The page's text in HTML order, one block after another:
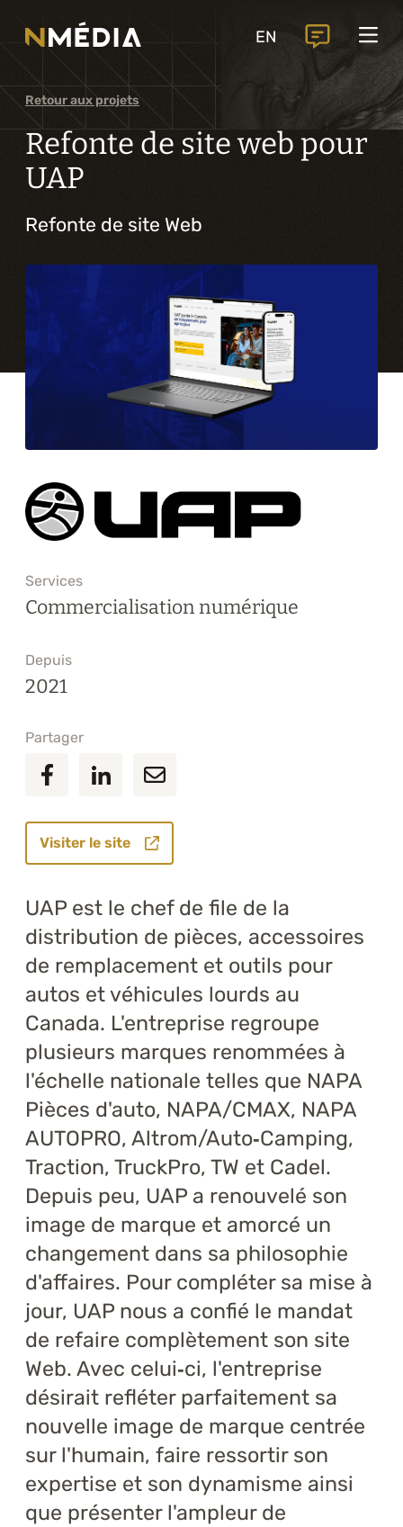
EN
Services
Services principaux
Analyse et conception numérique
Commercialisation numérique
Intégration de solutions d’affaires
Intelligence artificielle
Services complémentaires
Blogue
Nous joindre
Retour aux projets
Refonte de site web pour
UAP
Refonte de site Web
Services
Commercialisation numérique
Depuis
2021
Partager
Visiter le site
UAP est le chef de file de la
distribution de pièces, accessoires
de remplacement et outils pour
autos et véhicules lourds au
Canada. L'entreprise regroupe
plusieurs marques renommées à
l'échelle nationale telles que NAPA
Pièces d'auto, NAPA/CMAX, NAPA
AUTOPRO, Altrom/Auto‑Camping,
Traction, TruckPro, TW et Cadel.
Depuis peu, UAP a renouvelé son
image de marque et amorcé un
changement dans sa philosophie
d'affaires. Pour compléter sa mise à
jour, UAP nous a confié le mandat
de refaire complètement son site
Web. Avec celui‑ci, l'entreprise
désirait refléter parfaitement sa
nouvelle image de marque centrée
sur l'humain, faire ressortir son
expertise et son dynamisme ainsi
que présenter l'ampleur de